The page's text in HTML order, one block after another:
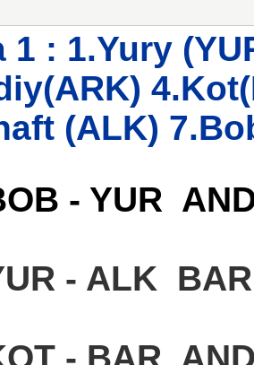
1 : 1.Yury
4
(ALK)
- YUR
- ALK
- BAR